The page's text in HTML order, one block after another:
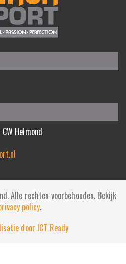
Helmond
Alle rechten voorbehouden. Bekijk
policy.
door ICT Ready